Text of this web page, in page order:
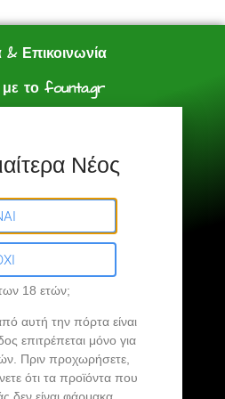
& Επικοινωνία
με το founta.gr
Αγορών
άκρη σου…
Νέος
18 ετών;
αυτή την πόρτα είναι
επιτρέπεται μόνο για
Πριν προχωρήσετε,
ότι τα προϊόντα που